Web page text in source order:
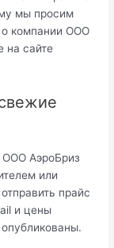
мы просим
о компании ООО
на сайте
ООО АэроБриз
или
прайс
и цены